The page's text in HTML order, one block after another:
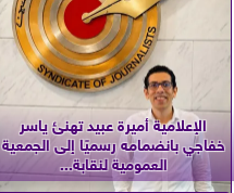
الإعلامية أميرة عبيد تهنئ ياسر
خفاجي بانضمامه رسميًا إلى الجمعية
العمومية لنقابة...